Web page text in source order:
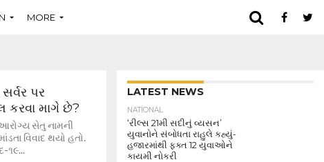
MORE
પર
કરવા માગે છે?
સેતુ નામની
વિવાદ થયો હતો.
૧૯...
LATEST NEWS
NATIONAL
‘રીલ્સ 21મી સદીનું વ્યસન’
યુવાનોને સંબોધતા રાહુલે કહ્યું-
હજારમાંથી ફક્ત 12 યુવાઓને
કાયમી નોકરી